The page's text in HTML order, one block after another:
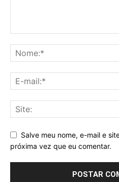
Salve meu nome, e-mail e
próxima vez que eu comentar.